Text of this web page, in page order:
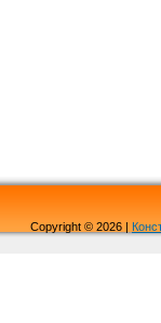
Copyright © 2026 |